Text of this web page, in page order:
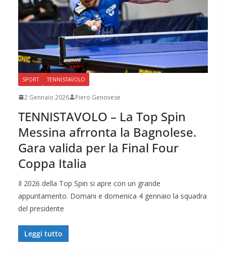
SPORT TENNISTAVOLO
2 Gennaio 2026 Piero Genovese
TENNISTAVOLO – La Top Spin
Messina afrronta la Bagnolese.
Gara valida per la Final Four
Coppa Italia
Il 2026 della Top Spin si apre con un grande
appuntamento. Domani e domenica 4 gennaio la squadra
del presidente
Leggi tutto